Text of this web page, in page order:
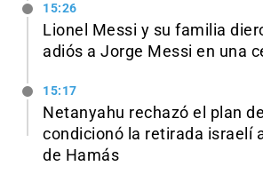
15:26
Lionel Messi y su familia
adiós a Jorge Messi en una
15:17
Netanyahu rechazó el plan
condicionó la retirada israelí
de Hamás